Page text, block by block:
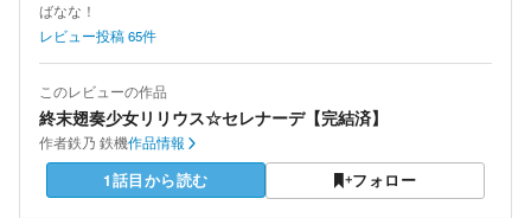
ばなな！
レビュー投稿65件
このレビューの作品
終末翅奏少女リリウス☆セレナーデ【完結済】
作者鉄乃 鉄機作品情報
1話目から読む フォロー